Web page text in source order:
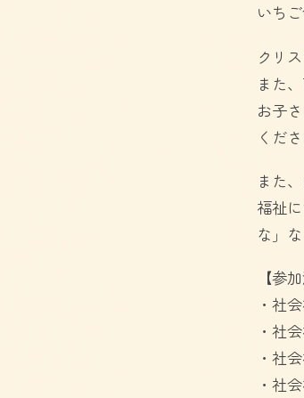
いち
クリ
また
お子
くだ
また
福祉
な」
【参
・社
・社
・社
・社